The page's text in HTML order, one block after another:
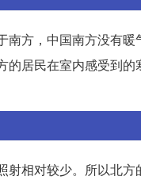
方，中国南方没有暖
居民在室内感受到的
射相对较少。所以北方